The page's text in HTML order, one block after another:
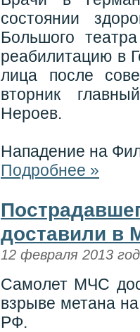
состоянии
Большого
реабилитацию в
лица после
вторник
Нероев.
Нападение на
Подробнее »
доставили в
12 февраля 2013
Самолет МЧС
взрыве метана
РФ.